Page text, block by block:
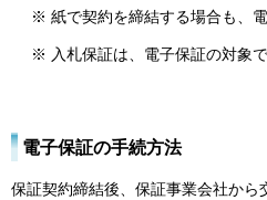
※ 紙で契約を締結する場合も、電
※ 入札保証は、電子保証の対象で
電子保証の手続方法
保証契約締結後、保証事業会社から